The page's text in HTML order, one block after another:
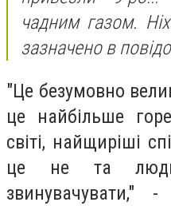
чадним газом.
зазначено в
"Це безумовно
це найбільше
світі, найщиріші
це не та
звинувачувати,"